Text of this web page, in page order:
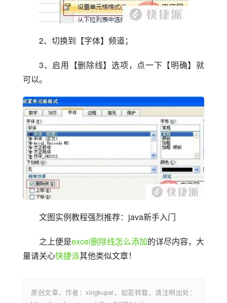
2、切换到【字体】频道；
3、启用【删除线】选项，点一下【明确】就
可以。
文图实例教程强烈推荐：java新手入门
之上便是excel删除线怎么添加的详尽内容，大
量请关心快捷派其他类似文章！
原创文章，作者：xingkupai，如若转载，请注明出处：